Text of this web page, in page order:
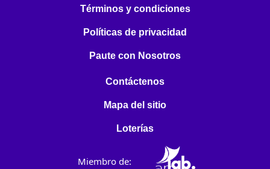
Términos y condiciones
Políticas de privacidad
Paute con Nosotros
Contáctenos
Mapa del sitio
Loterías
Miembro de: